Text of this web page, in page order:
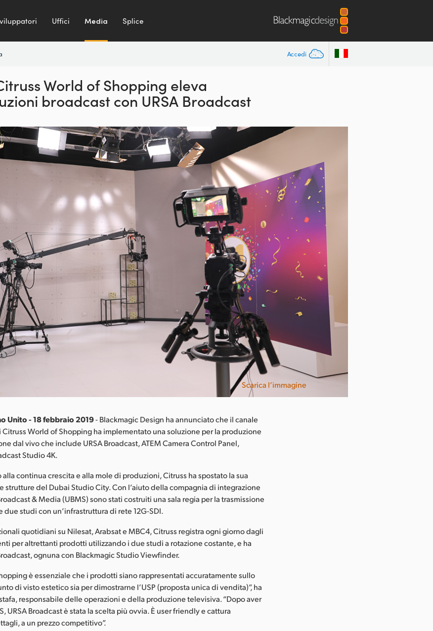
Uffici Media Splice
Accedi
World of Shopping eleva
broadcast con URSA Broadcast
Scarica l’immagine
Unito - 18 febbraio 2019- Blackmagic Design ha annunciato che il canale
World of Shopping ha implementato una soluzione per la produzione
dal vivo che include URSA Broadcast, ATEM Camera Control Panel,
Studio 4K.
continua crescita e alla mole di produzioni, Citruss ha spostato la sua
strutture del Dubai Studio City. Con l’aiuto della compagnia di integrazione
& Media (UBMS) sono stati costruiti una sala regia per la trasmissione
due studi con un’infrastruttura di rete 12G-SDI.
quotidiani su Nilesat, Arabsat e MBC4, Citruss registra ogni giorno dagli
per altrettanti prodotti utilizzando i due studi a rotazione costante, e ha
ognuna con Blackmagic Studio Viewfinder.
è essenziale che i prodotti siano rappresentati accuratamente sullo
di visto estetico sia per dimostrarne l’USP (proposta unica di vendita)”, ha
responsabile delle operazioni e della produzione televisiva. “Dopo aver
URSA Broadcast è stata la scelta più ovvia. È user friendly e cattura
a un prezzo competitivo”.